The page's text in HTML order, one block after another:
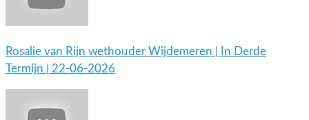
Rosalie van Rijn wethouder Wijdemeren | In Derde
Termijn | 22-06-2026